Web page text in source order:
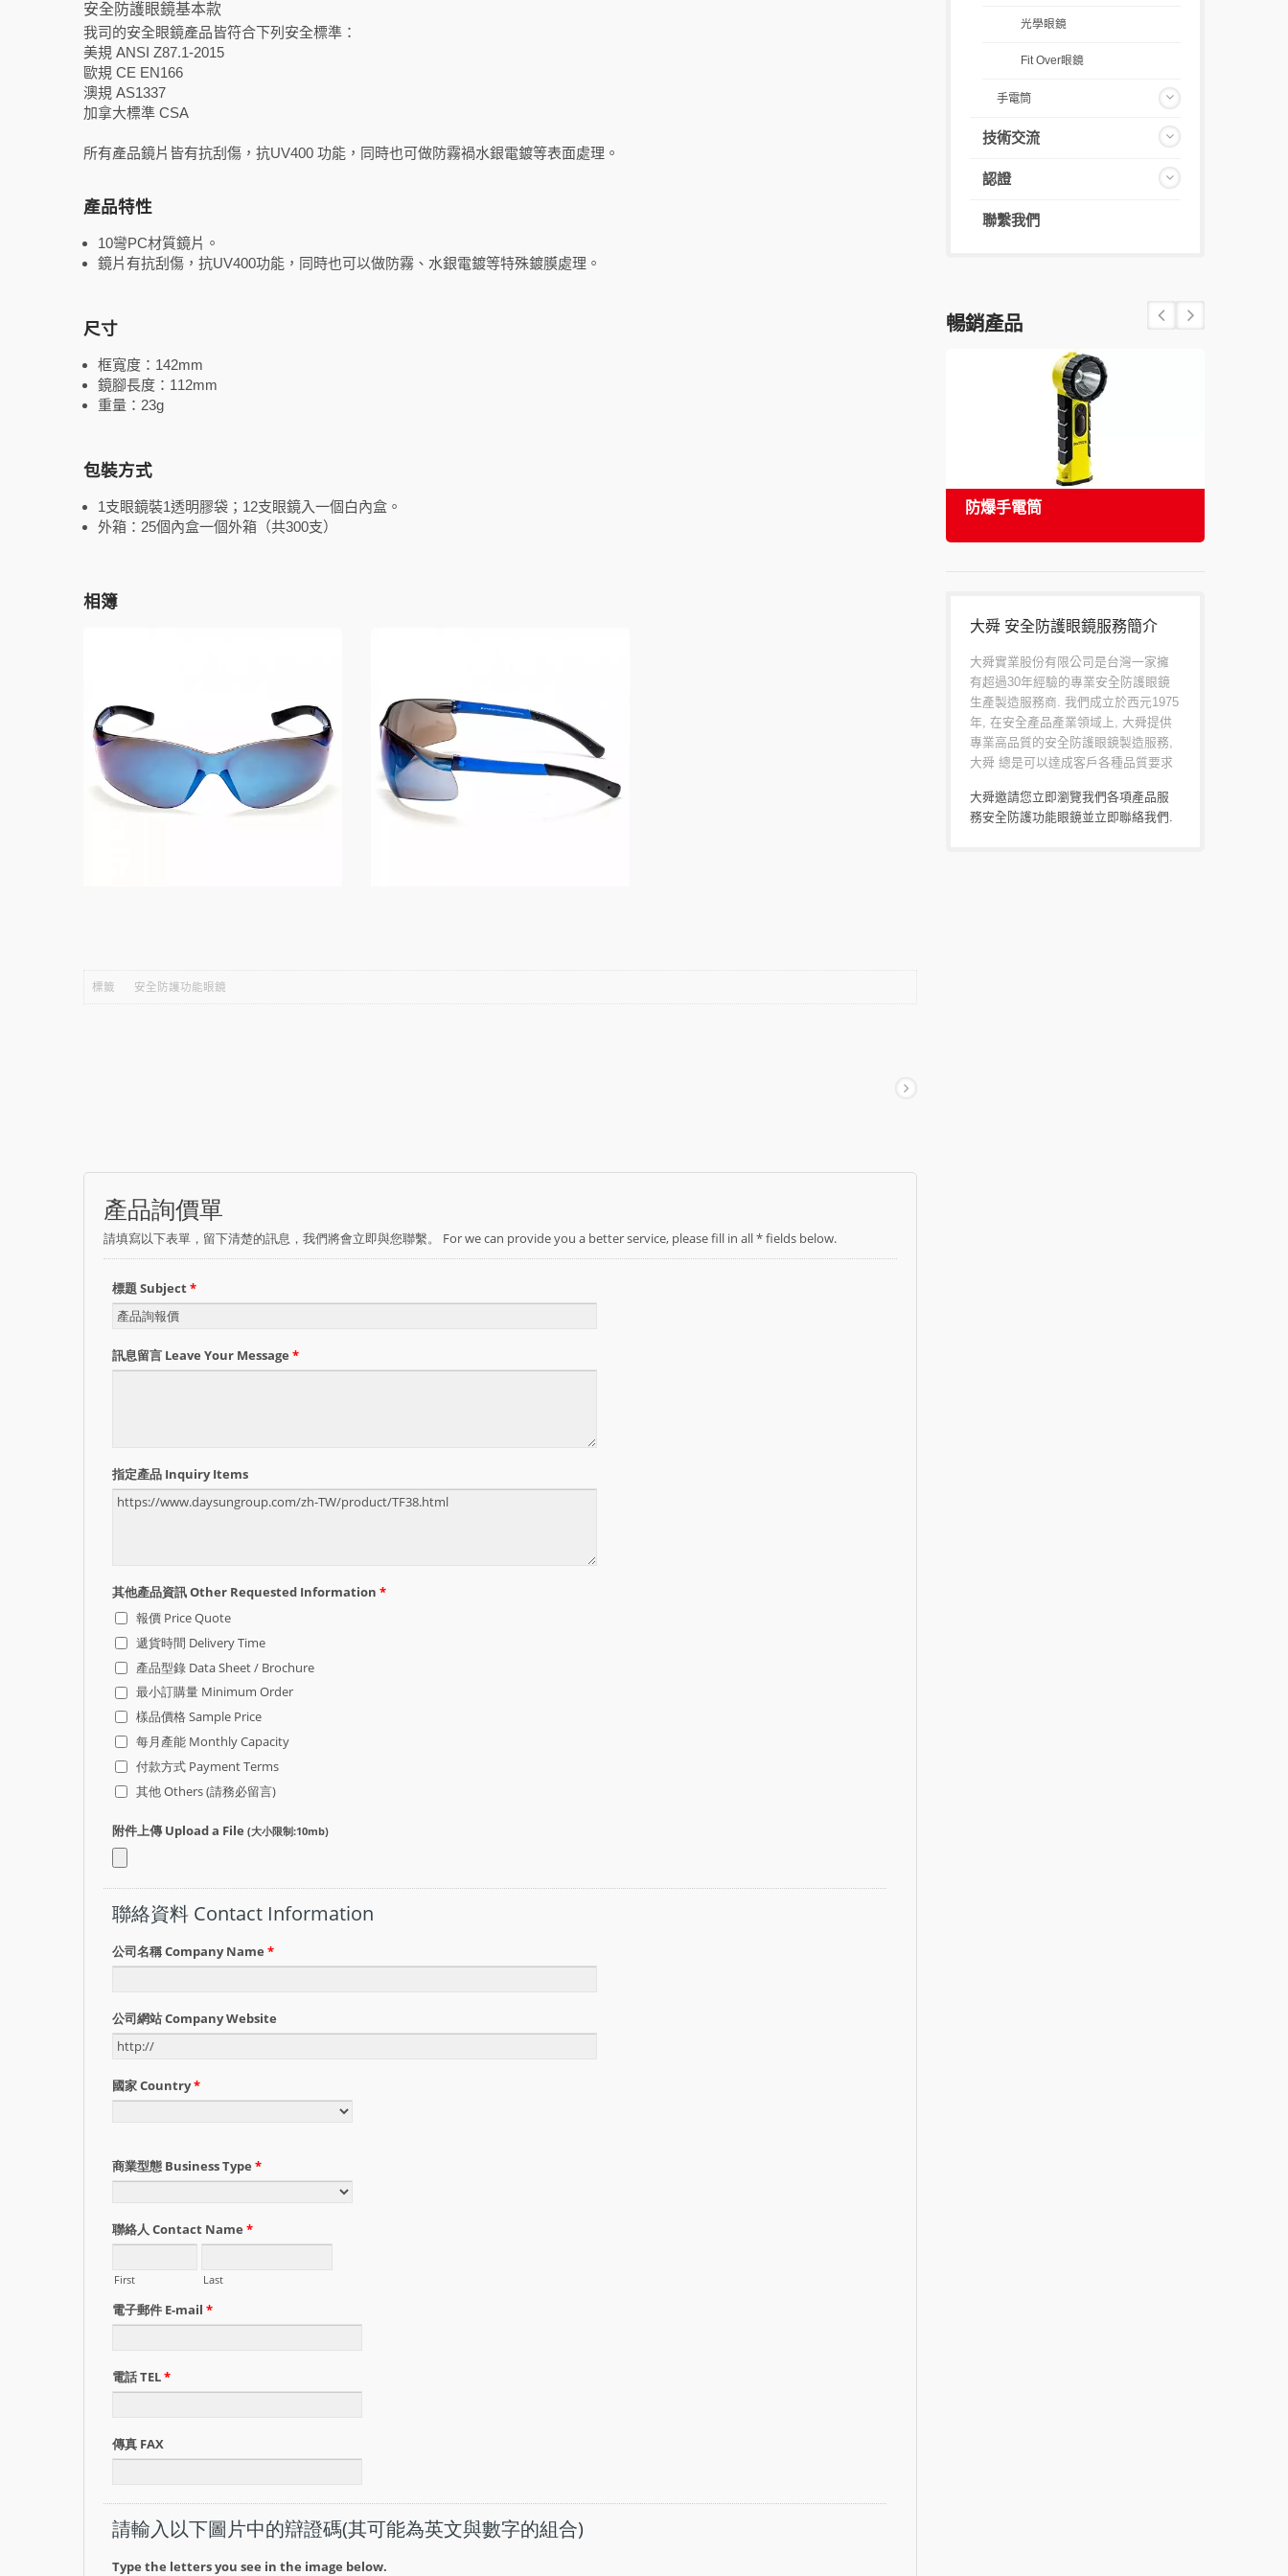
安全防護眼鏡基本款
我司的安全眼鏡產品皆符合下列安全標準：
美規 ANSI Z87.1-2015
歐規 CE EN166
澳規 AS1337
加拿大標準 CSA
所有產品鏡片皆有抗刮傷，抗UV400 功能，同時也可做防霧禍水銀電鍍等表面處理。
產品特性
10彎PC材質鏡片。
鏡片有抗刮傷，抗UV400功能，同時也可以做防霧、水銀電鍍等特殊鍍膜處理。
尺寸
框寬度：142mm
鏡腳長度：112mm
重量：23g
包裝方式
1支眼鏡裝1透明膠袋；12支眼鏡入一個白內盒。
外箱：25個內盒一個外箱（共300支）
相簿
標籤 安全防護功能眼鏡
光學眼鏡
Fit Over眼鏡
手電筒
技術交流
認證
聯繫我們
暢銷產品
防爆手電筒
大舜 安全防護眼鏡服務簡介
大舜實業股份有限公司是台灣一家擁
有超過30年經驗的專業安全防護眼鏡
生產製造服務商. 我們成立於西元1975
年, 在安全產品產業領域上, 大舜提供
專業高品質的安全防護眼鏡製造服務,
大舜 總是可以達成客戶各種品質要求
大舜邀請您立即瀏覽我們各項產品服
務安全防護功能眼鏡並立即聯絡我們 .